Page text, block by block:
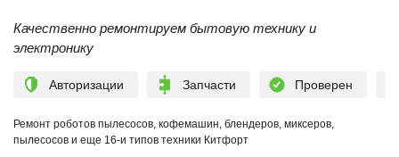
Качественно ремонтируем бытовую технику и
электронику
Авторизации Запчасти Проверен
Ремонт роботов пылесосов, кофемашин, блендеров, миксеров,
пылесосов и еще 16-и типов техники Китфорт